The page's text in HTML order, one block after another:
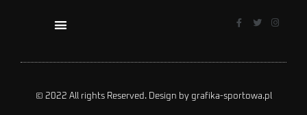
© 2022 All rights Reserved. Design by grafika-sportowa.pl